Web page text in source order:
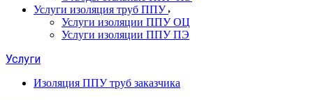
Услуги изоляция труб ППУ
Услуги изоляции ППУ ОЦ
Услуги изоляции ППУ ПЭ
Услуги
Изоляция ППУ труб заказчика